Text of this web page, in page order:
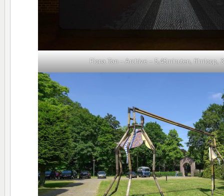
Fiona Tan – Archive – 5,45minuten, filmloop,